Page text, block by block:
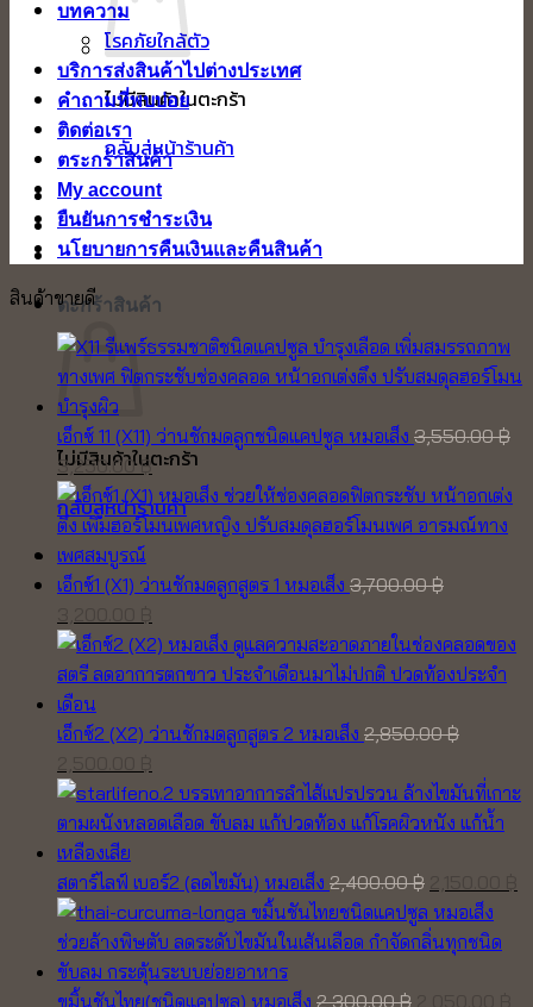
ไม่มีสินค้าในตะกร้า
กลับสู่หน้าร้านค้า
ตะกร้าสินค้า
ไม่มีสินค้าในตะกร้า
กลับสู่หน้าร้านค้า
บทความ
โรคภัยใกล้ตัว
บริการส่งสินค้าไปต่างประเทศ
คำถามที่พบบ่อย
ติดต่อเรา
ตระกร้าสินค้า
My account
ยืนยันการชำระเงิน
นโยบายการคืนเงินและคืนสินค้า
สินค้าขายดี
เอ็กซ์ 11 (X11) ว่านชักมดลูกชนิดแคปซูล หมอเส็ง 3,550.00฿
Original
price
was:
3,550.00 ฿.
3,250.00฿Current
price
is:
เอ็กซ์1 (X1) ว่านชักมดลูกสูตร 1 หมอเส็ง 3,700.00฿
price
was:
3,700.00 ฿.
price
is:
เอ็กซ์2 (X2) ว่านชักมดลูกสูตร 2 หมอเส็ง 2,850.00฿
price
was:
2,850.00 ฿.
price
is:
สตาร์ไลฟ์ เบอร์2 (ลดไขมัน) หมอเส็ง 2,400.00฿
price
was:
ขมิ้นชันไทย(ชนิดแคปซูล) หมอเส็ง 2,300.00฿